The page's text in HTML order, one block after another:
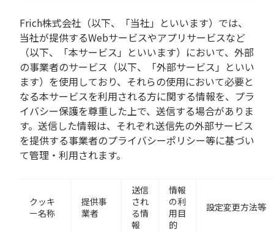
Frich株式会社（以下、「当社」といいます）では、
当社が提供するWebサービスやアプリサービスなど
（以下、「本サービス」といいます）において、外部
の事業者のサービス（以下、「外部サービス」といい
ます）を使用しており、それらの使用において必要と
なる本サービスを利用される方に関する情報を、プラ
イバシー保護を尊重した上で、送信する場合がありま
す。送信した情報は、それぞれ送信先の外部サービス
を提供する事業者のプライバシーポリシー等に基づい
て管理・利用されます。
クッキ
ー名称
提供事
業者
送信
され
る情
報
情報
の利
用目
的
設定変更方法等